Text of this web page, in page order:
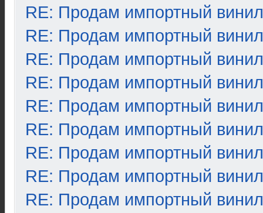
RE: Продам импортный винил
RE: Продам импортный винил
RE: Продам импортный винил
RE: Продам импортный винил
RE: Продам импортный винил
RE: Продам импортный винил
RE: Продам импортный винил
RE: Продам импортный винил
RE: Продам импортный винил